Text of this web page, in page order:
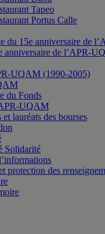
Tapeo
Portus Calle
du 15e anniversaire de
anniversaire de l’APR-
UQAM (1990-2005)
du Fonds
UQAM
et lauréats des bourses
Solidarité
protection des